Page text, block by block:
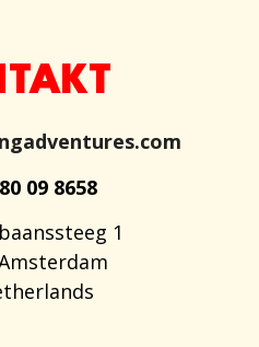
09 8658
1